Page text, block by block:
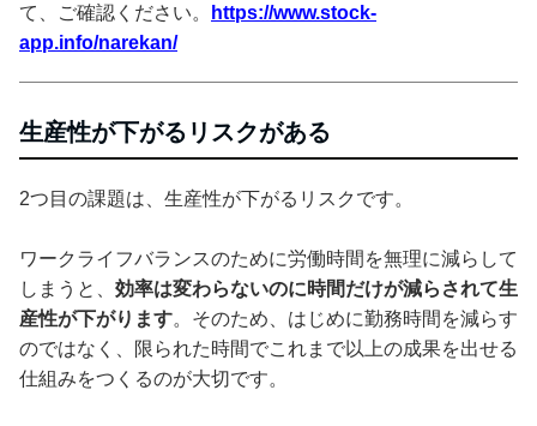
て、ご確認ください。
https://www.stock-
app.info/narekan/
生産性が下がるリスクがある
2つ目の課題は、生産性が下がるリスクです。
ワークライフバランスのために労働時間を無理に減らして
しまうと、 効率は変わらないのに時間だけが減らされて生
産性が下がります。そのため、はじめに勤務時間を減らす
のではなく、限られた時間でこれまで以上の成果を出せる
仕組みをつくるのが大切です。